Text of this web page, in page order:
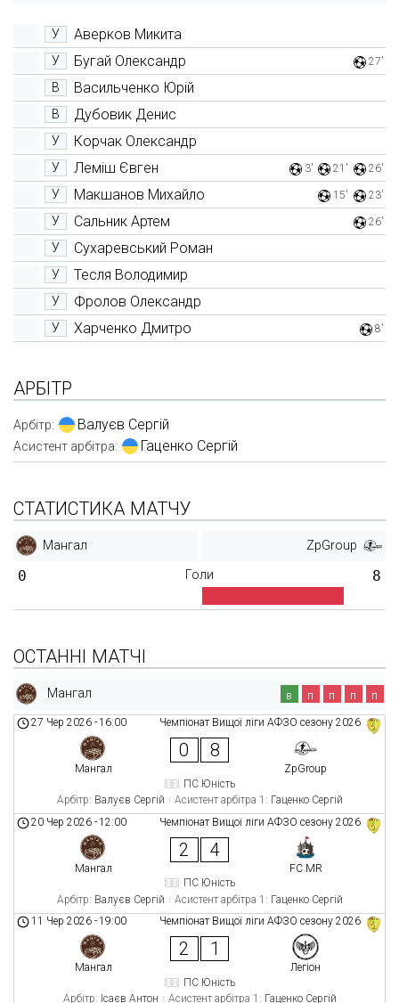
У Аверков Микита
У Бугай Олександр 27'
В Васильченко Юрій
В Дубовик Денис
У Корчак Олександр
У Леміш Євген 3' 21' 26'
У Макшанов Михайло 15' 23'
У Сальник Артем 26'
У Сухаревський Роман
У Тесля Володимир
У Фролов Олександр
У Харченко Дмитро 8'
АРБІТР
Арбітр: Валуєв Сергій
Асистент арбітра: Гаценко Сергій
СТАТИСТИКА МАТЧУ
Мангал ZpGroup
0 Голи 8
ОСТАННІ МАТЧІ
Мангал в п п п п
Чемпіонат Вищої ліги АФЗО сезону 2026
27 Чер 2026 -16:00
Мангал
0 8
ZpGroup
ПС Юність
Арбітр: Валуєв Сергій Асистент арбітра 1: Гаценко Сергій
Чемпіонат Вищої ліги АФЗО сезону 2026
20 Чер 2026 -12:00
Мангал
2 4
FC MR
ПС Юність
Арбітр: Валуєв Сергій Асистент арбітра 1: Гаценко Сергій
Чемпіонат Вищої ліги АФЗО сезону 2026
11 Чер 2026 -19:00
Мангал
2 1
Легіон
ПС Юність
Арбітр: Ісаєв Антон Асистент арбітра 1: Гаценко Сергій